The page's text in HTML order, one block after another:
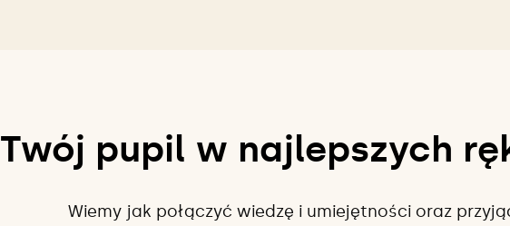
Twój pupil w najlepszych
Wiemy jak połączyć wiedzę i umiejętności oraz